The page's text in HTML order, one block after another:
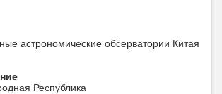
астрономические обсерватории Китая
Республика